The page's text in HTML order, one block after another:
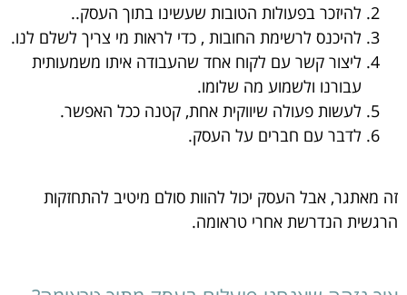
להיזכר בפעולות הטובות שעשינו בתוך העסק..
להיכנס לרשימת החובות , כדי לראות מי צריך לשלם לנו.
ליצור קשר עם לקוח אחד שהעבודה איתו משמעותית
עבורנו ולשמוע מה שלומו.
לעשות פעולה שיווקית אחת, קטנה ככל האפשר.
לדבר עם חברים על העסק.
זה מאתגר, אבל העסק יכול להוות סולם מיטיב להתחזקות
הרגשית הנדרשת אחרי טראומה.